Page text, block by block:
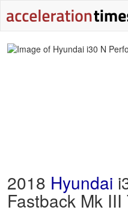
2018 Hyundai
Fastback Mk